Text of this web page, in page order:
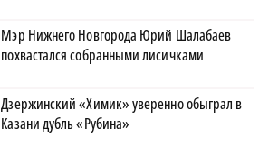
Мэр Нижнего Новгорода Юрий Шалабаев
похвастался собранными лисичками
Дзержинский «Химик» уверенно обыграл в
Казани дубль «Рубина»